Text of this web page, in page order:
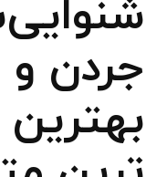
جردن